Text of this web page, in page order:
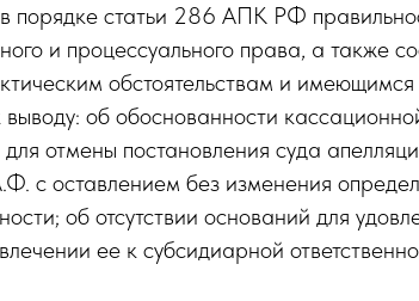
порядке статьи 286 АПК РФ
и процессуального права, а также
обстоятельствам и
выводу: об обоснованности
отмены постановления суда
с оставлением без изменения
об отсутствии оснований для
ее к субсидиарной